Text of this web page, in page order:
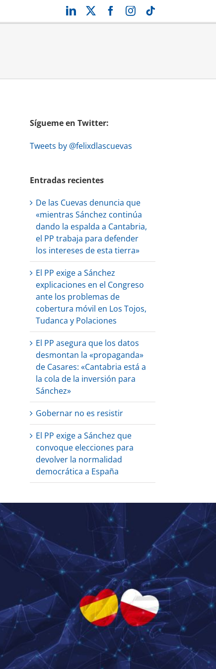
LinkedIn Facebook
Instagram
Sígueme en Twitter:
Tweets by @felixdlascuevas
Entradas recientes
De las Cuevas denuncia que
«mientras Sánchez continúa
dando la espalda a Cantabria,
el PP trabaja para defender
los intereses de esta tierra»
El PP exige a Sánchez
explicaciones en el Congreso
ante los problemas de
cobertura móvil en Los Tojos,
Tudanca y Polaciones
El PP asegura que los datos
desmontan la «propaganda»
de Casares: «Cantabria está a
la cola de la inversión para
Sánchez»
Gobernar no es resistir
El PP exige a Sánchez que
convoque elecciones para
devolver la normalidad
democrática a España